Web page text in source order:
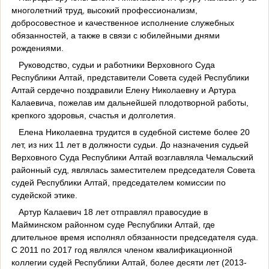
многолетний труд, высокий профессионализм,
добросовестное и качественное исполнение служебных
обязанностей, а также в связи с юбилейными днями
рождениями.
Руководство, судьи и работники Верховного Суда
Республики Алтай, представители Совета судей Республики
Алтай сердечно поздравили Елену Николаевну и Артура
Калаевича, пожелав им дальнейшей плодотворной работы,
крепкого здоровья, счастья и долголетия.
Елена Николаевна трудится в судебной системе более 20
лет, из них 11 лет в должности судьи. До назначения судьей
Верховного Суда Республики Алтай возглавляла Чемальский
районный суд, являлась заместителем председателя Совета
судей Республики Алтай, председателем комиссии по
судейской этике.
Артур Калаевич 18 лет отправлял правосудие в
Майминском районном суде Республики Алтай, где
длительное время исполнял обязанности председателя суда.
С 2011 по 2017 год являлся членом квалификационной
коллегии судей Республики Алтай, более десяти лет (2013-